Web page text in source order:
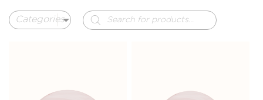
Búsqueda
de